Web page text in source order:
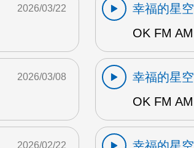
2026/03/22
幸福的星空
OK FM AM
2026/03/08
幸福的星空
OK FM AM
2026/02/22